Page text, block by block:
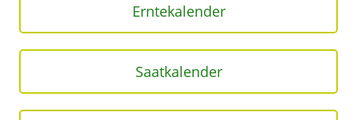
Erntekalender
Saatkalender